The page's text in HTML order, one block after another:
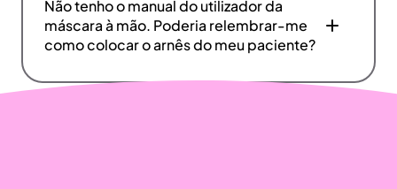
Não tenho o manual do utilizador da
máscara à mão. Poderia relembrar-me
como colocar o arnês do meu paciente?